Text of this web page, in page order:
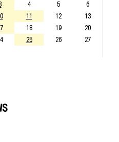
4 5
6
11 12
13
18 19
20
25 26
27